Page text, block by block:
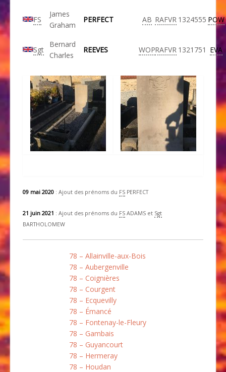
FS
James
Graham
PERFECT AB RAFVR 1324555 POW
Sgt
Bernard
Charles
REEVES WOPRAFVR 1321751 EVA
09 mai 2020 : Ajout des prénoms du FS PERFECT
21 juin 2021 : Ajout des prénoms du FS ADAMS et Sgt
BARTHOLOMEW
78 – Allainville-aux-Bois
78 – Aubergenville
78 – Coignières
78 – Courgent
78 – Ecquevilly
78 – Émancé
78 – Fontenay-le-Fleury
78 – Gambais
78 – Guyancourt
78 – Hermeray
78 – Houdan